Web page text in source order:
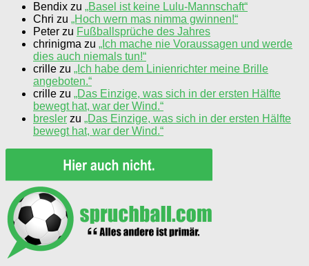
Bendix zu „Basel ist keine Lulu-Mannschaft“
Chri zu „Hoch wern mas nimma gwinnen!“
Peter zu Fußballsprüche des Jahres
chrinigma zu „Ich mache nie Voraussagen und werde
dies auch niemals tun!“
crille zu „Ich habe dem Linienrichter meine Brille
angeboten.“
crille zu „Das Einzige, was sich in der ersten Hälfte
bewegt hat, war der Wind.“
bresler zu „Das Einzige, was sich in der ersten Hälfte
bewegt hat, war der Wind.“